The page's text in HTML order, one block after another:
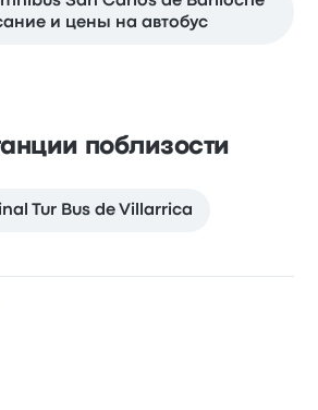
и цены на автобус
поблизости
Tur Bus de Villarrica